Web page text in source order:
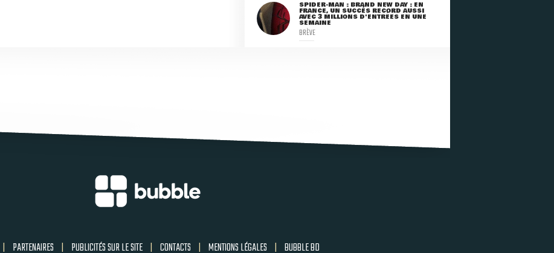
SPIDER-MAN : BRAND NEW DAY : EN
FRANCE, UN SUCCÈS RECORD AUSSI
AVEC 3 MILLIONS D'ENTRÉES EN UNE
SEMAINE
BRÈVE
| PARTENAIRES | PUBLICITÉS SUR LE SITE | CONTACTS | MENTIONS LÉGALES | BUBBLE BD